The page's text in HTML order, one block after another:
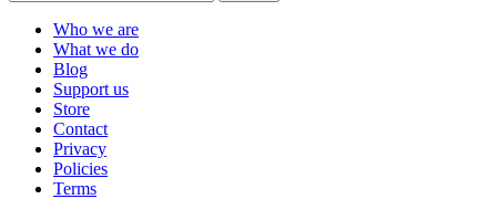
Who we are
What we do
Blog
Support us
Store
Contact
Privacy
Policies
Terms